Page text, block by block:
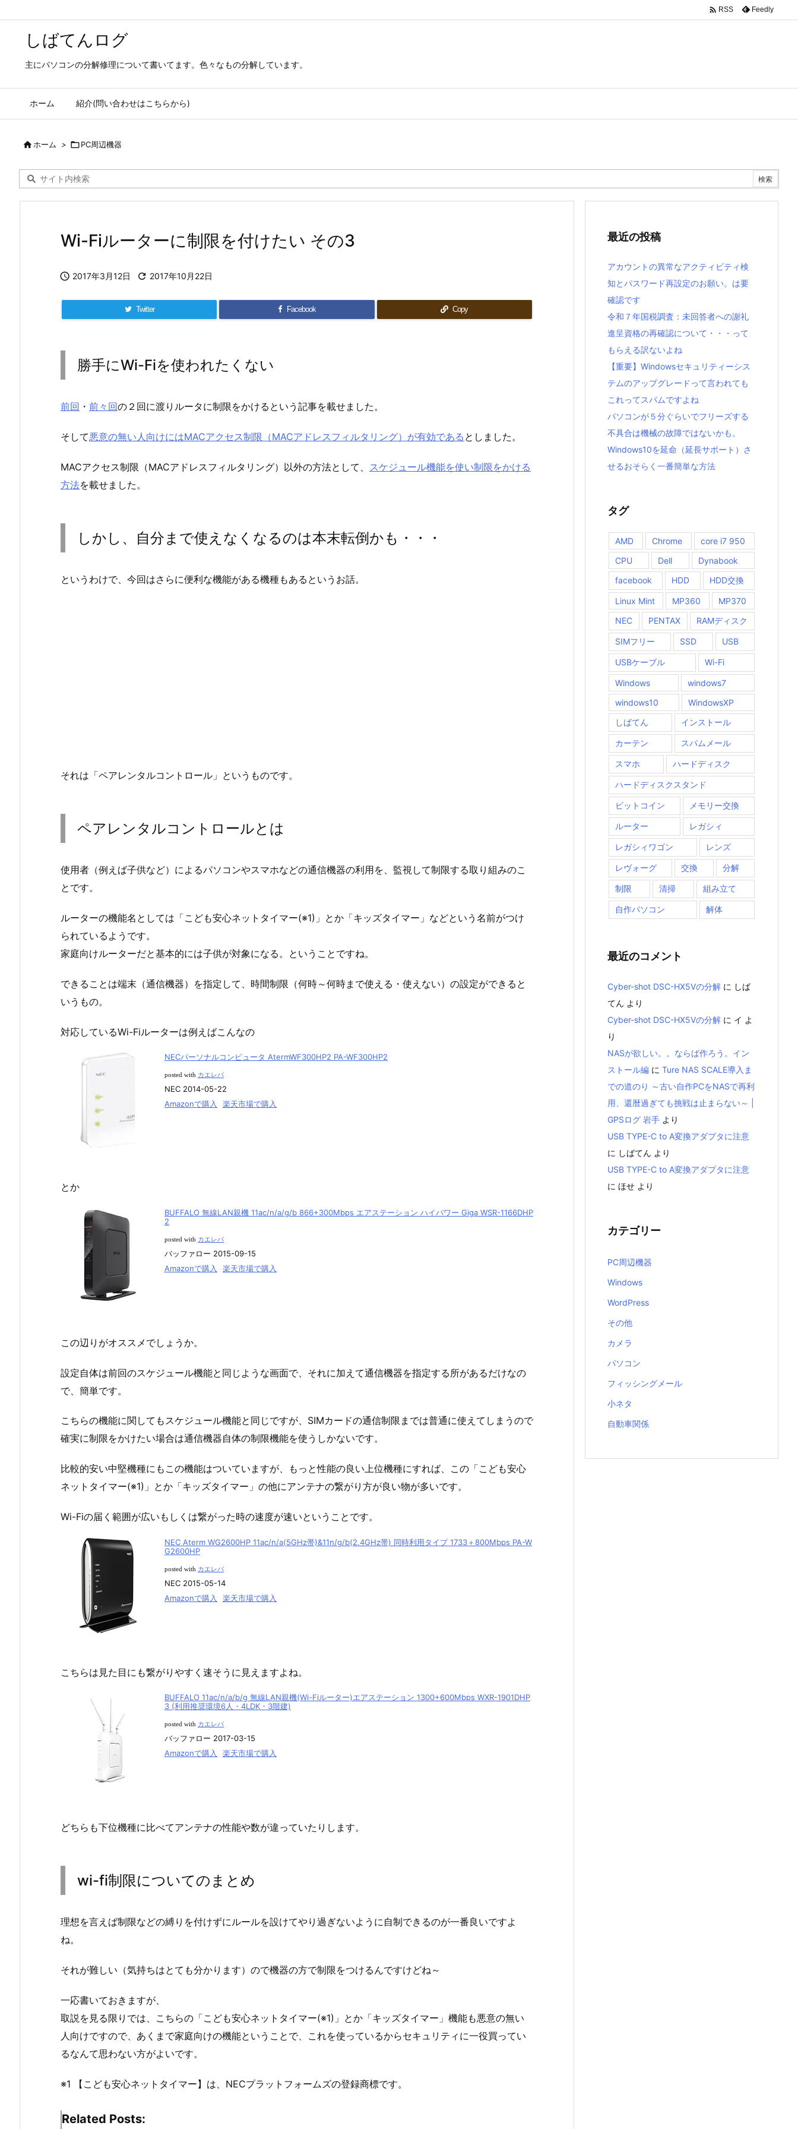
しばてんログ
主にパソコンの分解修理について書いてます。色々なもの分解しています。
ホーム 紹介(問い合わせはこちらから)
 RSS Feedly
ホーム > PC周辺機器
Wi-Fiルーターに制限を付けたい その3
 2017年3月12日  2017年10月22日
Twitter Facebook Copy
勝手にWi-Fiを使われたくない
前回 ・ 前々回の２回に渡りルータに制限をかけるという記事を載せました。
そして悪意の無い人向けにはMACアクセス制限（MACアドレスフィルタリング）が有効である としました。
MACアクセス制限（MACアドレスフィルタリング）以外の方法として、 スケジュール機能を使い制限をかける
方法を載せました。
しかし、自分まで使えなくなるのは本末転倒かも・・・
というわけで、今回はさらに便利な機能がある機種もあるというお話。
それは「ペアレンタルコントロール」というものです。
ペアレンタルコントロールとは
使用者（例えば子供など）によるパソコンやスマホなどの通信機器の利用を、監視して制限する取り組みのこ
とです。
ルーターの機能名としては「こども安心ネットタイマー(※1)」とか「キッズタイマー」などという名前がつけ
られているようです。
家庭向けルーターだと基本的には子供が対象になる。ということですね。
できることは端末（通信機器）を指定して、時間制限（何時～何時まで使える・使えない）の設定ができると
いうもの。
対応しているWi-Fiルーターは例えばこんなの
NECパーソナルコンピュータ AtermWF300HP2 PA-WF300HP2
posted with カエレバ
NEC 2014-05-22
Amazonで購入
楽天市場で購入
とか
BUFFALO 無線LAN親機 11ac/n/a/g/b 866+300Mbps エアステーション ハイパワー Giga WSR-1166DHP
2
posted with カエレバ
バッファロー 2015-09-15
Amazonで購入
楽天市場で購入
この辺りがオススメでしょうか。
設定自体は前回のスケジュール機能と同じような画面で、それに加えて通信機器を指定する所があるだけなの
で、簡単です。
こちらの機能に関してもスケジュール機能と同じですが、SIMカードの通信制限までは普通に使えてしまうので
確実に制限をかけたい場合は通信機器自体の制限機能を使うしかないです。
比較的安い中堅機種にもこの機能はついていますが、もっと性能の良い上位機種にすれば、この「こども安心
ネットタイマー(※1)」とか「キッズタイマー」の他にアンテナの繋がり方が良い物が多いです。
Wi-Fiの届く範囲が広いもしくは繋がった時の速度が速いということです。
NEC Aterm WG2600HP 11ac/n/a(5GHz帯)&11n/g/b(2.4GHz帯) 同時利用タイプ 1733＋800Mbps PA-W
G2600HP
posted with カエレバ
NEC 2015-05-14
Amazonで購入
楽天市場で購入
こちらは見た目にも繋がりやすく速そうに見えますよね。
BUFFALO 11ac/n/a/b/g 無線LAN親機(Wi-Fiルーター)エアステーション 1300+600Mbps WXR-1901DHP
3 (利用推奨環境6人・4LDK・3階建)
posted with カエレバ
バッファロー 2017-03-15
Amazonで購入
楽天市場で購入
どちらも下位機種に比べてアンテナの性能や数が違っていたりします。
wi-fi制限についてのまとめ
理想を言えば制限などの縛りを付けずにルールを設けてやり過ぎないように自制できるのが一番良いですよ
ね。
それが難しい（気持ちはとても分かります）ので機器の方で制限をつけるんですけどね～
一応書いておきますが、
取説を見る限りでは、こちらの「こども安心ネットタイマー(※1)」とか「キッズタイマー」機能も悪意の無い
人向けですので、あくまで家庭向けの機能ということで、これを使っているからセキュリティに一役買ってい
るなんて思わない方がよいです。
※1 【こども安心ネットタイマー】は、NECプラットフォームズの登録商標です。
Related Posts:
最近の投稿
アカウントの異常なアクティビティ検
知とパスワード再設定のお願い。は要
確認です
令和７年国税調査：未回答者への謝礼
進呈資格の再確認について・・・って
もらえる訳ないよね
【重要】Windowsセキュリティーシス
テムのアップグレードって言われても
これってスパムですよね
パソコンが５分ぐらいでフリーズする
不具合は機械の故障ではないかも。
Windows10を延命（延長サポート）さ
せるおそらく一番簡単な方法
タグ
AMD Chrome
core i7 950
CPU
Dell
Dynabook
facebook
HDD HDD交換
Linux Mint MP360
MP370
NEC
PENTAX RAMディスク
SIMフリー SSD USB
USBケーブル Wi-Fi
Windows
windows7
windows10
WindowsXP
しばてん
インストール
カーテン スパムメール
スマホ ハードディスク
ハードディスクスタンド
ビットコイン メモリー交換
ルーター レガシィ
レガシィワゴン レンズ
レヴォーグ 交換 分解
制限 清掃 組み立て
自作パソコン 解体
最近のコメント
Cyber-shot DSC-HX5Vの分解 に しば
てん より
Cyber-shot DSC-HX5Vの分解 に イ よ
り
NASが欲しい。。ならば作ろう。イン
ストール編 に Ture NAS SCALE導入ま
での道のり ～古い自作PCをNASで再利
用、還暦過ぎても挑戦は止まらない～ |
GPSログ 岩手 より
USB TYPE-C to A変換アダプタに注意
に しばてん より
USB TYPE-C to A変換アダプタに注意
に ほせ より
カテゴリー
PC周辺機器
Windows
WordPress
その他
カメラ
パソコン
フィッシングメール
小ネタ
自動車関係